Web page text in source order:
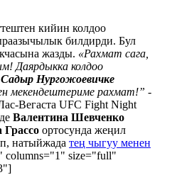
кийин колдоо
билдирди. Бул
жазды. «Рахмат сага,
Даярдыкка колдоо
Садыр Нургожоевичке
мекендештериме рахмат!” -
Вегаста UFC Fight Night
Валентина Шевченко
Грассо ортосунда жеңил
натыйжада тең чыгуу менен
columns="1" size="full"